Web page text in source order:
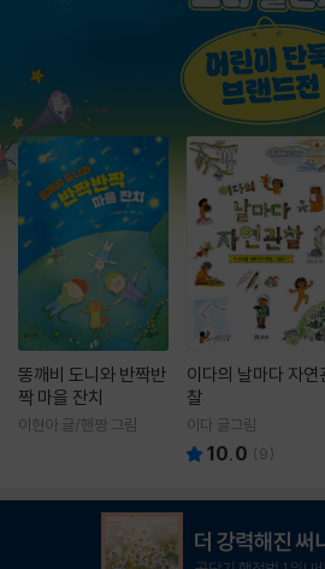
똥깨비 도니와 반짝반
짝 마을 잔치
이현아 글/핸짱 그림
이다의 날마다 자연
찰
이다 글그림
10.0 (9)